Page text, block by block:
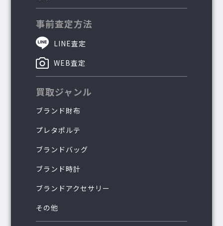
事前査定方法
LINE査定
WEB査定
買取ジャンル
ブランド財布
プレタポルテ
ブランドバッグ
ブランド時計
ブランドアクセサリー
その他